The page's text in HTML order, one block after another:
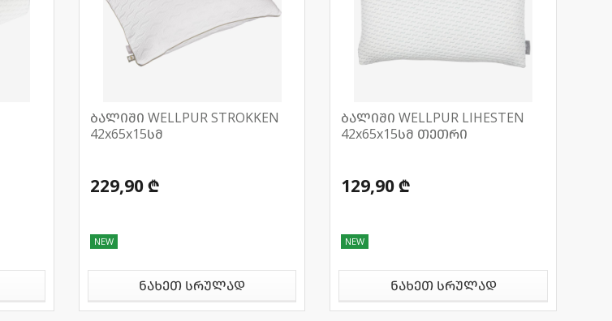
ბალიში WELLPUR STROKKEN
42x65x15სმ
229,90 ₾
NEW
ნახეთ სრულად
ბალიში WELLPUR LIHESTEN
42x65x15სმ თეთრი
129,90 ₾
NEW
ნახეთ სრულად